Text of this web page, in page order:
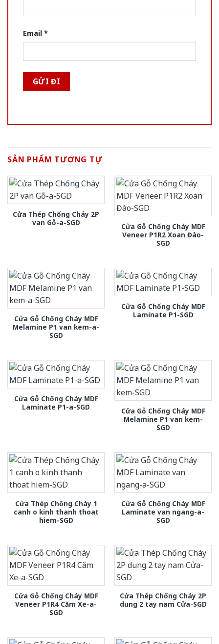
Email *
SẢN PHẨM TƯƠNG TỰ
Cửa Thép Chống Cháy 2P
van Gỗ-a-SGD
Cửa Gỗ Chống Cháy MDF
Veneer P1R2 Xoan Đào-
SGD
Cửa Gỗ Chống Cháy MDF
Melamine P1 van kem-a-
SGD
Cửa Gỗ Chống Cháy MDF
Laminate P1-SGD
Cửa Gỗ Chống Cháy MDF
Laminate P1-a-SGD
Cửa Gỗ Chống Cháy MDF
Melamine P1 van kem-
SGD
Cửa Thép Chống Cháy 1
canh o kinh thanh thoat
hiem-SGD
Cửa Gỗ Chống Cháy MDF
Laminate van ngang-a-
SGD
Cửa Gỗ Chống Cháy MDF
Veneer P1R4 Căm Xe-a-
SGD
Cửa Thép Chống Cháy 2P
dung 2 tay nam Cửa-SGD